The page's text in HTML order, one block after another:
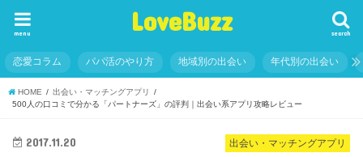
LoveBuzz search
menu
恋愛コラム パパ活のやり方 地域別の出会い 年代別の出会い
HOME
出会い・マッチングアプリ
500人の口コミで分かる「パートナーズ」の評判｜出会い系アプリ攻略レビュー
出会い・マッチングアプリ
2017.11.20